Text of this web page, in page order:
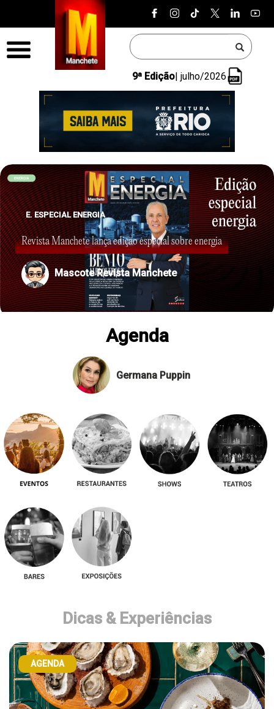
Pular para o conteúdo
9ª Edição| julho/2026
E. ESPECIAL ENERGIA
Revista Manchete lança edição especial sobre energia
Mascote Revista Manchete
Agenda
Germana Puppin
Dicas & Experiências
AGENDA